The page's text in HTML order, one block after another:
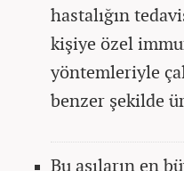
hastalığın
kişiye özel
yöntemleriyle
benzer şekilde
Bu aşıların en